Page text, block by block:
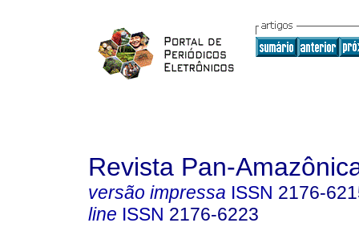
Revista Pan-
versão impressa ISSN 2176-
line ISSN 2176-6223